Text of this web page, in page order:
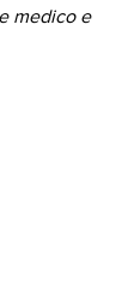
medico e